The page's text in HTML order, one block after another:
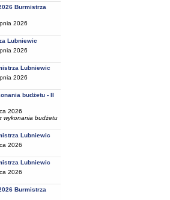
Burmistrza
2026
Lubniewic
2026
Lubniewic
2026
budżetu - II
2026
wykonania budżetu
Lubniewic
2026
Lubniewic
2026
Burmistrza